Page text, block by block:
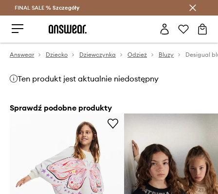
Oszczędzaj z Answear Club >
FINAL SALE % Szczegóły
Answear Dziecko Dziewczynka Odzież Bluzy
Ten produkt jest aktualnie niedostępny
Sprawdź podobne produkty